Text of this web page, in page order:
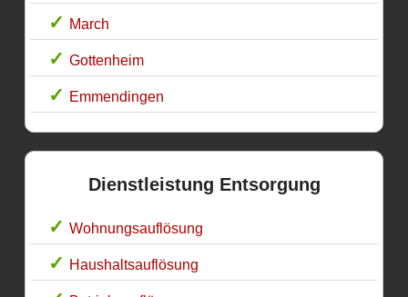
March
Gottenheim
Emmendingen
Dienstleistung Entsorgung
Wohnungsauflösung
Haushaltsauflösung